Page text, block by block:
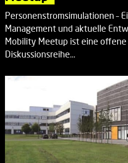
Personenstromsimulationen –
Management und aktuelle
Mobility Meetup ist eine offene
Diskussionsreihe…